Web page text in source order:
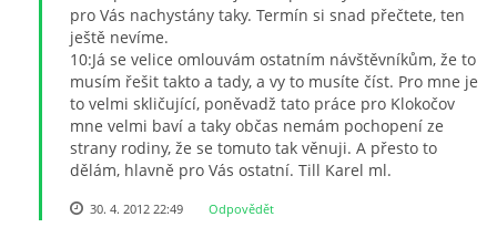
pro Vás nachystány taky. Termín si snad přečtete, ten
ještě nevíme.
10:Já se velice omlouvám ostatním návštěvníkům, že to
musím řešit takto a tady, a vy to musíte číst. Pro mne je
to velmi skličující, poněvadž tato práce pro Klokočov
mne velmi baví a taky občas nemám pochopení ze
strany rodiny, že se tomuto tak věnuji. A přesto to
dělám, hlavně pro Vás ostatní. Till Karel ml.
30. 4. 2012 22:49 Odpovědět